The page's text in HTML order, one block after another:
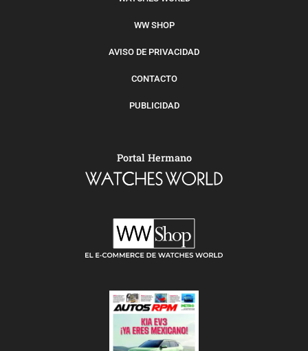
WW SHOP
AVISO DE PRIVACIDAD
CONTACTO
PUBLICIDAD
Portal Hermano